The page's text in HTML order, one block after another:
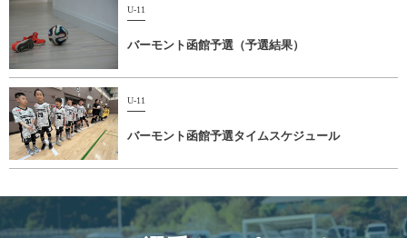
U-11
バーモント函館予選（予選結果）
U-11
バーモント函館予選タイムスケジュール